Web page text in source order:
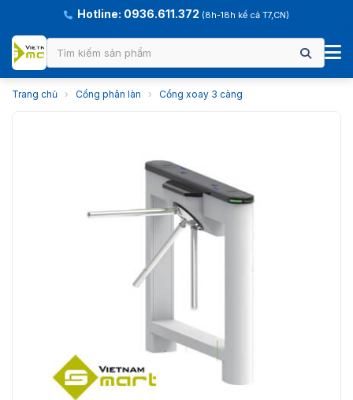
Hotline: 0936.611.372 (8h-18h kể cả T7,CN)
Trang chủ › Cổng phân làn › Cổng xoay 3 càng